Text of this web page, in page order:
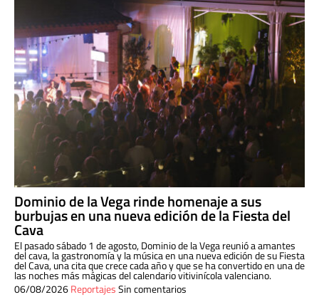
Dominio de la Vega rinde homenaje a sus
burbujas en una nueva edición de la Fiesta del
Cava
El pasado sábado 1 de agosto, Dominio de la Vega reunió a amantes
del cava, la gastronomía y la música en una nueva edición de su Fiesta
del Cava, una cita que crece cada año y que se ha convertido en una de
las noches más mágicas del calendario vitivinícola valenciano.
06/08/2026ReportajesSin comentarios